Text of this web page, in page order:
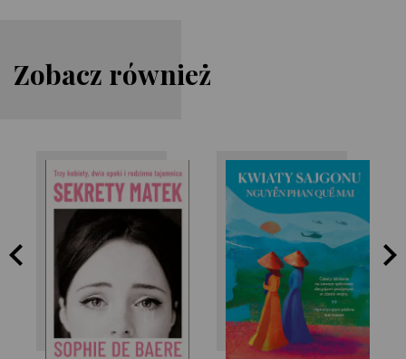
Zobacz również
Sophie de Baere
Nguyễn Phan Quế
Mai